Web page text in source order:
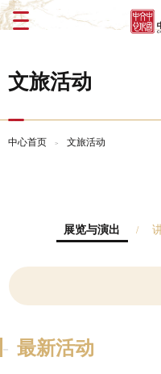
Menu
文旅活动
中心首页 > 文旅活动
展览与演出
- 最新活动